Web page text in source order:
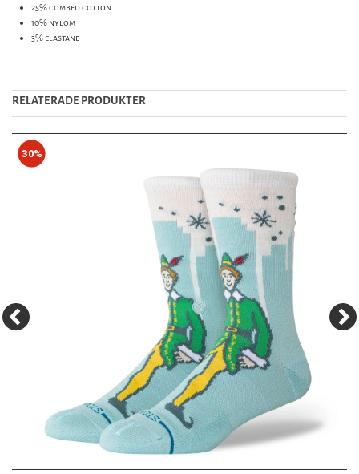
25% combed cotton
10% nylom
3% elastane
RELATERADE PRODUKTER
30%